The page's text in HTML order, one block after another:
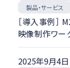
製品・サービス
［導入事例］
映像制作ワ
2025年9月4日